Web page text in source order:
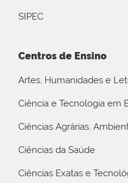
SIPEC
Centros de Ensino
Artes, Humanidades e
Ciência e Tecnologia em
Ciências Agrárias,
Ciências da Saúde
Ciências Exatas e